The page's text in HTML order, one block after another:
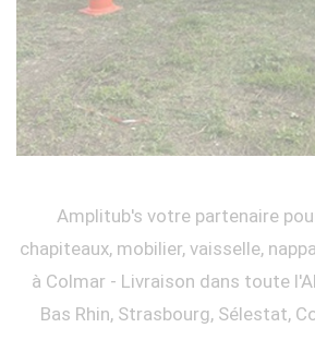
Amplitub's votre partenaire
chapiteaux, mobilier, vaisselle,
à Colmar - Livraison dans toute
Bas Rhin, Strasbourg, Sélestat,